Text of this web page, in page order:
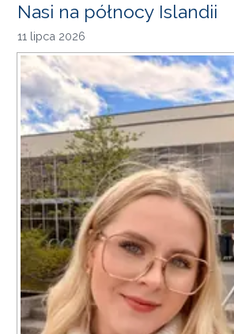
Nasi na północy Islandii
11 lipca 2026